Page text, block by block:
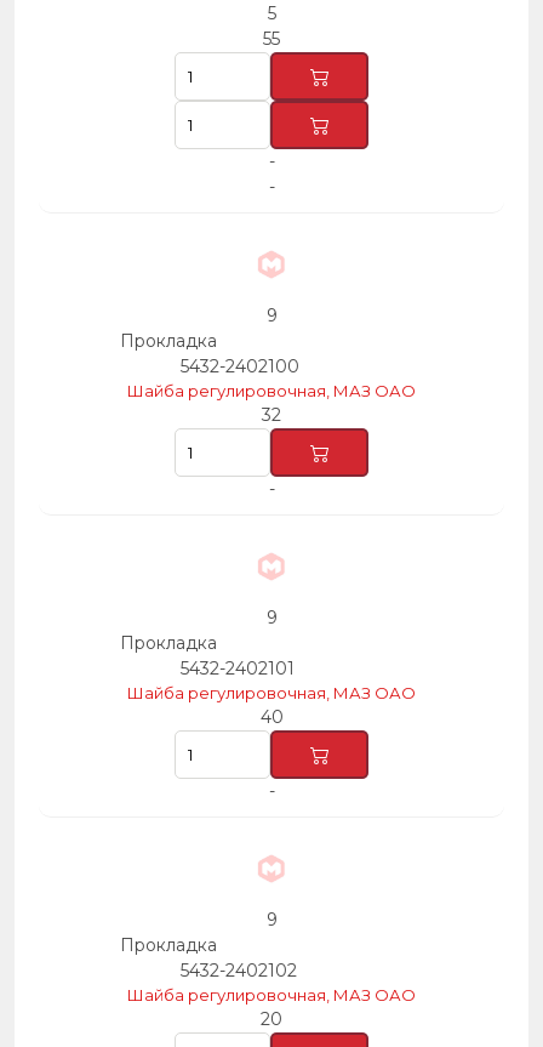
5
55
-
-
9
Прокладка
5432-2402100
Шайба регулировочная, МАЗ ОАО
32
-
9
Прокладка
5432-2402101
Шайба регулировочная, МАЗ ОАО
40
-
9
Прокладка
5432-2402102
Шайба регулировочная, МАЗ ОАО
20